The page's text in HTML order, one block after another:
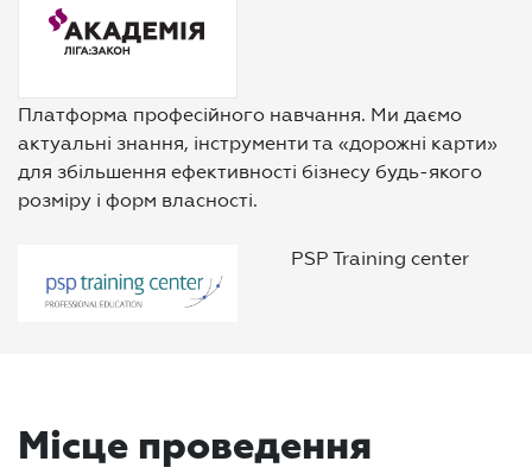
Платформа професійного навчання. Ми даємо
актуальні знання, інструменти та «дорожні карти»
для збільшення ефективності бізнесу будь-якого
розміру і форм власності.
PSP Training center
Місце проведення